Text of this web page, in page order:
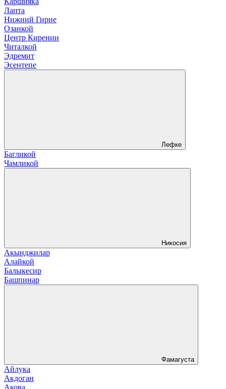
Лапта
Нижний Гирне
Озанкой
Центр Кирении
Читалкой
Эдремит
Эсентепе
Лефке
Багликой
Чамликой
Никосия
Акынджилар
Алайкой
Балыкесир
Башпинар
Фамагуста
Айлука
Акдоган
Акова